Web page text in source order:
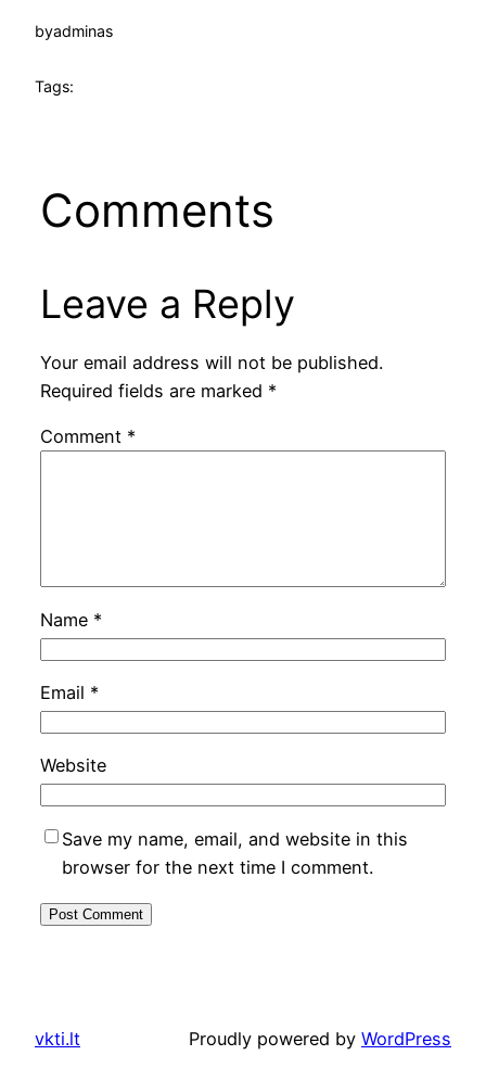
byadminas
Tags:
Comments
Leave a Reply
Your email address will not be published.
Required fields are marked *
Comment *
Name *
Email *
Website
Save my name, email, and website in this
browser for the next time I comment.
vkti.lt Proudly powered by WordPress